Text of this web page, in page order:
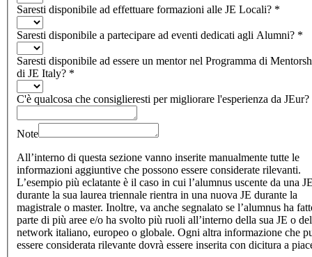
Saresti disponibile ad effettuare formazioni alle JE Locali? *
Saresti disponibile a partecipare ad eventi dedicati agli Alumni? *
Saresti disponibile ad essere un mentor nel Programma di
di JE Italy? *
C'è qualcosa che consiglieresti per migliorare l'esperienza da JEur?
Note
All’interno di questa sezione vanno inserite manualmente tutte le
informazioni aggiuntive che possono essere considerate rilevanti.
L’esempio più eclatante è il caso in cui l’alumnus uscente da una
durante la sua laurea triennale rientra in una nuova JE durante la
magistrale o master. Inoltre, va anche segnalato se l’alumnus ha
parte di più aree e/o ha svolto più ruoli all’interno della sua JE o del
network italiano, europeo o globale. Ogni altra informazione che
essere considerata rilevante dovrà essere inserita con dicitura a